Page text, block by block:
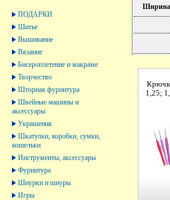
ПОДАРКИ
Шитье
Вышивание
Вязание
Бисероплетение и макраме
Творчество
Шторная фурнитура
Швейные машины и
аксессуары
Украшения
Шкатулки, коробки, сумки,
кошельки
Инструменты, аксессуары
Фурнитура
Шнурки и шнуры
Игры
1,25;